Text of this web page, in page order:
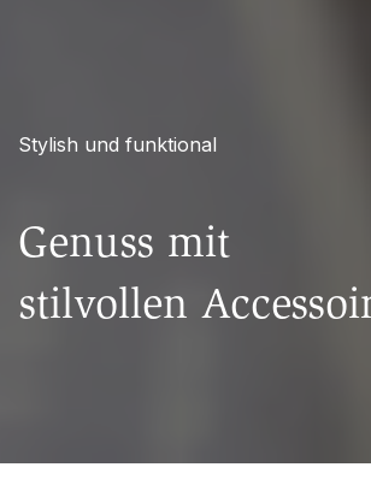
Stylish und funktional
Genuss mit
stilvollen